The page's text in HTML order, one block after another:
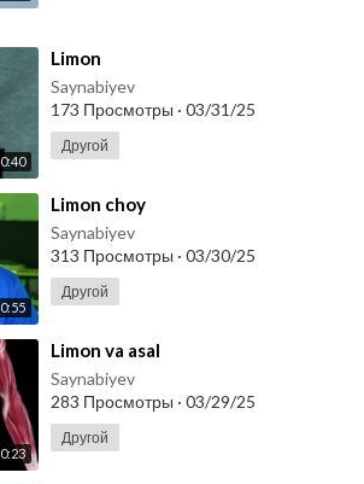
0:40
⁣Limon
Saynabiyev
173 Просмотры · 03/31/25
Другой
0:55
⁣Limon choy
Saynabiyev
313 Просмотры · 03/30/25
Другой
0:23
⁣Limon va asal
Saynabiyev
283 Просмотры · 03/29/25
Другой